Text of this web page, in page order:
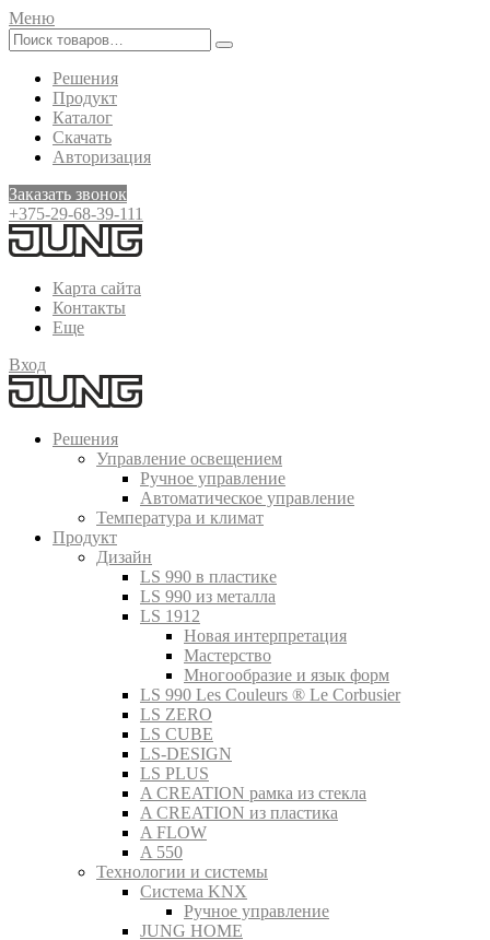
Меню
Решения
Продукт
Каталог
Скачать
Авторизация
Заказать звонок
+375-29-68-39-111
Карта сайта
Контакты
Еще
Вход
Решения
Управление освещением
Ручное управление
Автоматическое управление
Температура и климат
Продукт
Дизайн
LS 990 в пластике
LS 990 из металла
LS 1912
Новая интерпретация
Мастерство
Многообразие и язык форм
LS 990 Les Couleurs ® Le Corbusier
LS ZERO
LS CUBE
LS-DESIGN
LS PLUS
A CREATION рамка из стекла
A CREATION из пластика
A FLOW
A 550
Технологии и системы
Система KNX
Ручное управление
JUNG HOME